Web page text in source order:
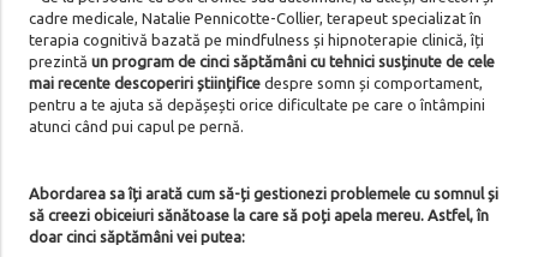
cadre medicale, Natalie Pennicotte-Collier, terapeut specializat în
terapia cognitivă bazată pe mindfulness și hipnoterapie clinică, îți
prezintă un program de cinci săptămâni cu tehnici susținute de cele
mai recente descoperiri științificedespre somn și comportament,
pentru a te ajuta să depășești orice dificultate pe care o întâmpini
atunci când pui capul pe pernă.
Abordarea sa îți arată cum să-ți gestionezi problemele cu somnul și
să creezi obiceiuri sănătoase la care să poți apela mereu. Astfel, în
doar cinci săptămâni vei putea: